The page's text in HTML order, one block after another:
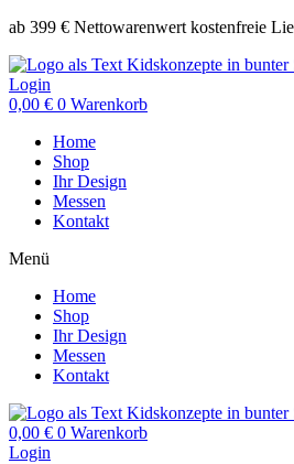
Zum
springen
ab 399 € Nettowarenwert kostenfreie
Login
0,00 € 0 Warenkorb
Home
Shop
Ihr Design
Messen
Kontakt
Menü
Home
Shop
Ihr Design
Messen
Kontakt
0,00 € 0 Warenkorb
Login